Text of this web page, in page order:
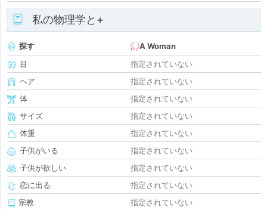
私の物理学と+
探す
A Woman
目
指定されていない
ヘア
指定されていない
体
指定されていない
サイズ
指定されていない
体重
指定されていない
子供がいる
指定されていない
子供が欲しい
指定されていない
恋に出る
指定されていない
宗教
指定されていない